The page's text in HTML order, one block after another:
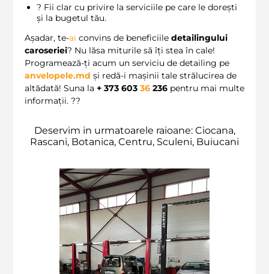
?️ Fii clar cu privire la serviciile pe care le dorești
și la bugetul tău.
Așadar, te-ai convins de beneficiile detailingului
caroseriei? Nu lăsa miturile să îți stea în cale!
Programează-ți acum un serviciu de detailing pe
anvelopele.md și redă-i mașinii tale strălucirea de
altădată! Suna la + 373 603 36 236 pentru mai multe
informații. ??
Deservim in urmatoarele raioane: Ciocana,
Rascani, Botanica, Centru, Sculeni, Buiucani